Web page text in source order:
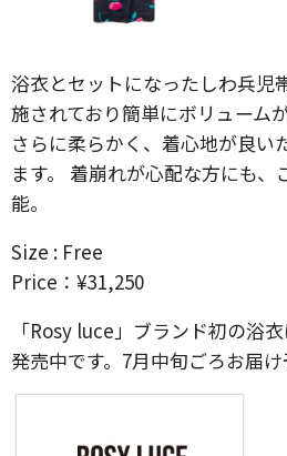
浴衣とセットになったしわ兵児
施されており簡単にボリューム
さらに柔らかく、着心地が良い
ます。 着崩れが心配な方にも、
能。
Size : Free
Price：¥31,250
「Rosy luce」ブランド初の浴
発売中です。7月中旬ごろお届け